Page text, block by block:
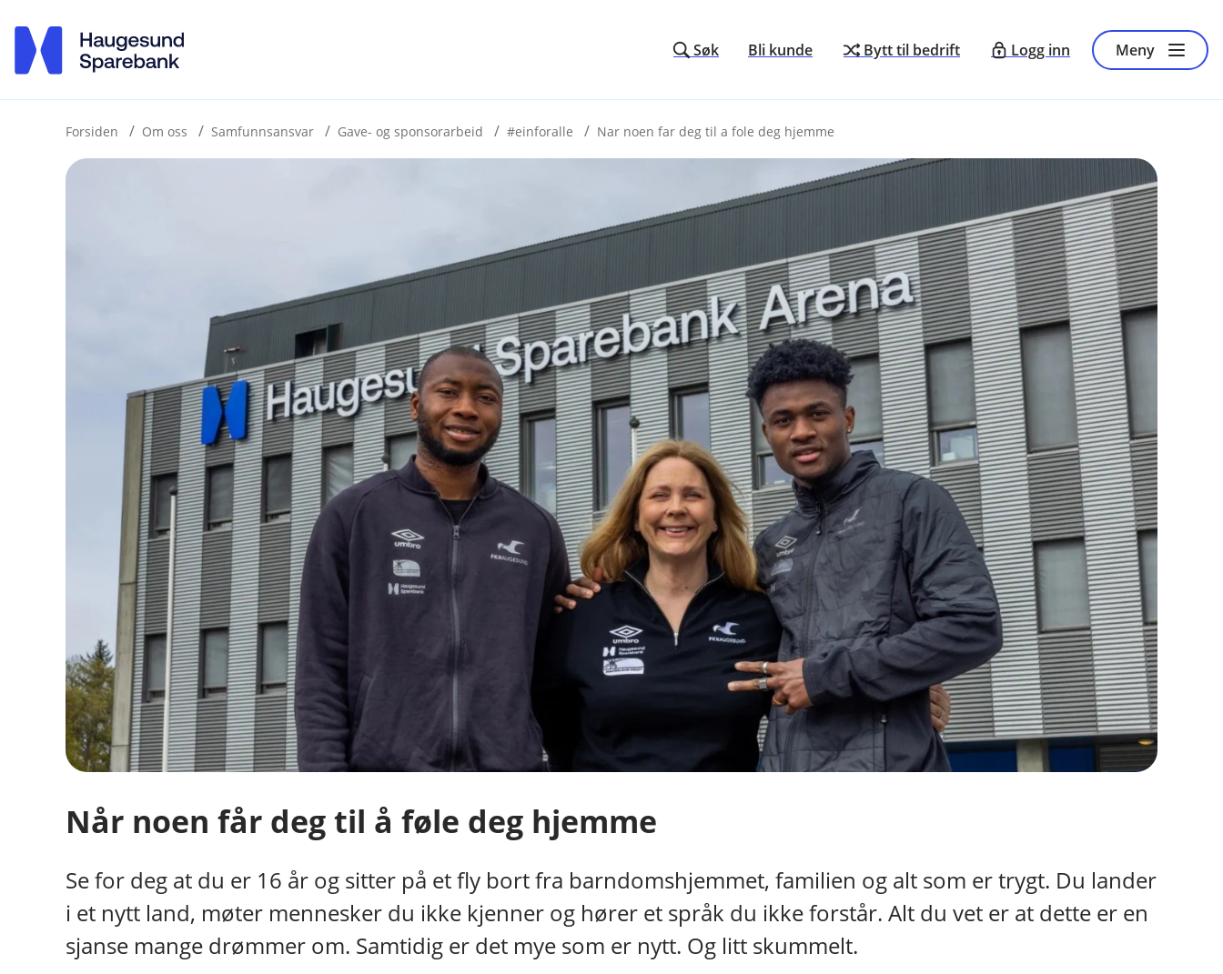
Søk Bli kunde Bytt til bedrift Logg inn Meny
Forsiden Om oss Samfunnsansvar Gave- og sponsorarbeid #einforalle Nar noen far deg til a fole deg hjemme
Når noen får deg til å føle deg hjemme
Se for deg at du er 16 år og sitter på et fly bort fra barndomshjemmet, familien og alt som er trygt. Du lander
i et nytt land, møter mennesker du ikke kjenner og hører et språk du ikke forstår. Alt du vet er at dette er en
sjanse mange drømmer om. Samtidig er det mye som er nytt. Og litt skummelt.